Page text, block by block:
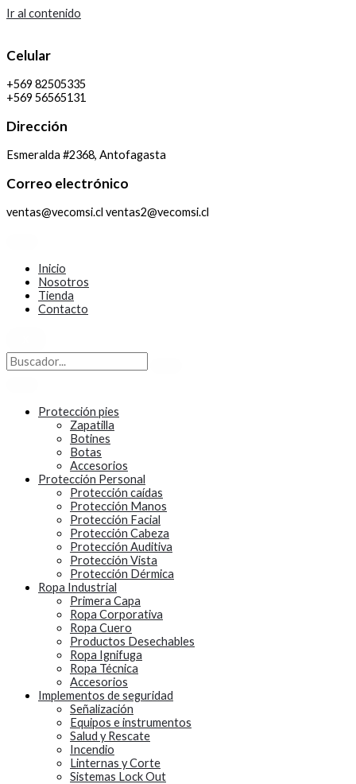
Ir al contenido
Celular
+569 82505335
+569 56565131
Dirección
Esmeralda #2368, Antofagasta
Correo electrónico
ventas@vecomsi.cl ventas2@vecomsi.cl
Inicio
Nosotros
Tienda
Contacto
Protección pies
Zapatilla
Botines
Botas
Accesorios
Protección Personal
Protección caídas
Protección Manos
Protección Facial
Protección Cabeza
Protección Auditiva
Protección Vista
Protección Dérmica
Ropa Industrial
Primera Capa
Ropa Corporativa
Ropa Cuero
Productos Desechables
Ropa Ignifuga
Ropa Técnica
Accesorios
Implementos de seguridad
Señalización
Equipos e instrumentos
Salud y Rescate
Incendio
Linternas y Corte
Sistemas Lock Out